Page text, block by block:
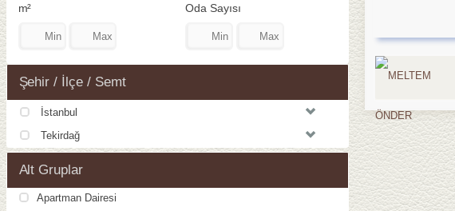
m² Oda Sayısı
Şehir / İlçe / Semt
İstanbul
Tekirdağ
Alt Gruplar
Apartman Dairesi